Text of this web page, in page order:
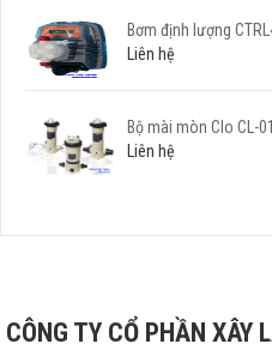
Bơm định lượng
Liên hệ
Bộ mài mòn Clo CL-01
Liên hệ
CÔNG TY CỔ PHẦN XÂY